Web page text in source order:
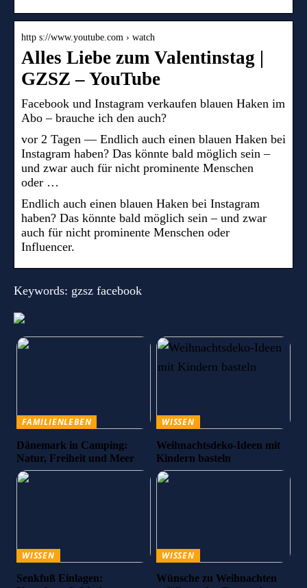
http s://www.youtube.com › watch
Alles Liebe zum Valentinstag |
GZSZ – YouTube
Facebook und Instagram verkaufen blauen Haken im
Abo – brauche ich den auch?
vor 2 Tagen — Endlich auch einen blauen Haken bei
Instagram haben? Das könnte bald möglich sein –
und zwar auch für nicht prominente Menschen
oder …
Endlich auch einen blauen Haken bei Instagram
haben? Das könnte bald möglich sein – und zwar
auch für nicht prominente Menschen oder
Influencer.
Keywords: gzsz facebook
FAMILIENLEBEN
Dänemark in Camping:
Natur, Freiheit und Meer
WISSEN
Weihnachtsdeko-Ideen mit
Kindern basteln
WISSEN
Senkfuß Einlagen:
WISSEN
Wünsche zu Weihnachten